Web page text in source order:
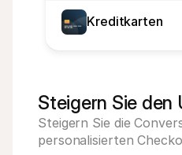
Kreditkarten
Steigern Sie den
Steigern Sie die
personalisierten